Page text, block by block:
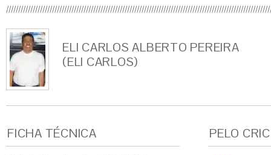
ELI CARLOS ALBERTO PEREIRA
(ELI CARLOS)
FICHA TÉCNICA PELO